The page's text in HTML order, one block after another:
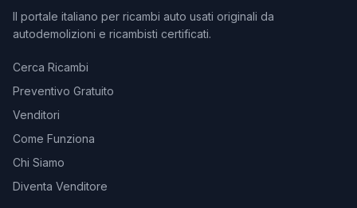
Il portale italiano per ricambi auto usati originali da
autodemolizioni e ricambisti certificati.
Cerca Ricambi
Preventivo Gratuito
Venditori
Come Funziona
Chi Siamo
Diventa Venditore